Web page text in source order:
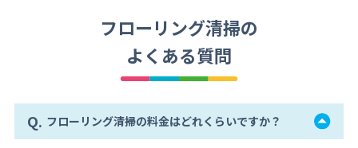
フローリング清掃の
よくある質問
Q. フローリング清掃の料金はどれくらいですか？